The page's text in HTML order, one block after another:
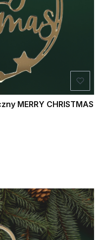
MERRY CHRISTMAS